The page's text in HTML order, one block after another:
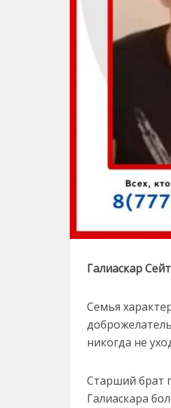
Галиаскар
Семья
никогда не
Старший брат
Галиаскара